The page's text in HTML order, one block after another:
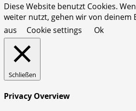
Diese Website benutzt Cookies.
weiter nutzt, gehen wir von deinem
aus
Cookie settings Ok
Schließen
Privacy Overview